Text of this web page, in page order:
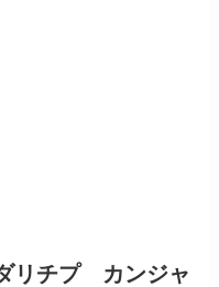
リチプ カンジャ